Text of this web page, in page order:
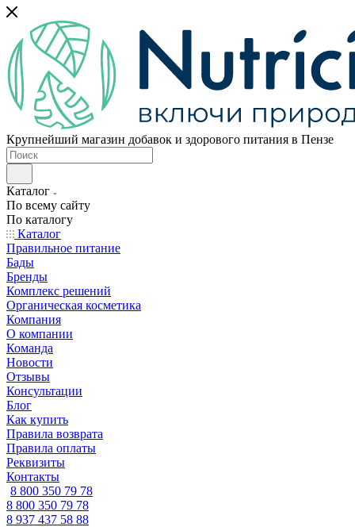
Крупнейший магазин добавок и здорового питания в Пензе
Каталог
По всему сайту
По каталогу
Каталог
Правильное питание
Бады
Бренды
Комплекс решений
Органическая косметика
Компания
О компании
Команда
Новости
Отзывы
Консультации
Блог
Как купить
Правила возврата
Правила оплаты
Реквизиты
Контакты
8 800 350 79 78
8 800 350 79 78
8 937 437 58 88